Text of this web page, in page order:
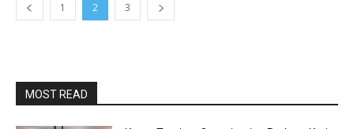
1 2 3
MOST READ